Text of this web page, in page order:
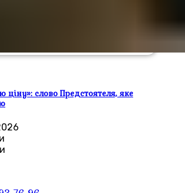
ціну»: слово Предстоятеля, яке